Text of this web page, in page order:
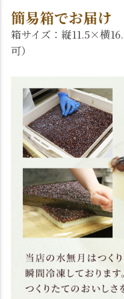
簡易箱でお届け
箱サイズ：縦11.5×横
可）